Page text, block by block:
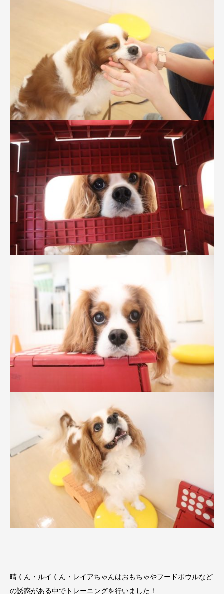
晴くん・ルイくん・レイアちゃんはおもちゃやフードボウルなど
の誘惑がある中でトレーニングを行いました！